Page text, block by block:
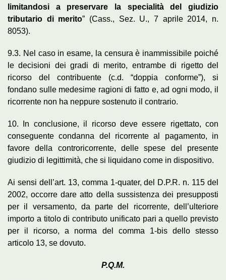
limitandosi a preservare la specialità del giudizio
tributario di merito” (Cass., Sez. U., 7 aprile 2014, n.
8053).
9.3. Nel caso in esame, la censura è inammissibile poiché
le decisioni dei gradi di merito, entrambe di rigetto del
ricorso del contribuente (c.d. “doppia conforme”), si
fondano sulle medesime ragioni di fatto e, ad ogni modo, il
ricorrente non ha neppure sostenuto il contrario.
10. In conclusione, il ricorso deve essere rigettato, con
conseguente condanna del ricorrente al pagamento, in
favore della controricorrente, delle spese del presente
giudizio di legittimità, che si liquidano come in dispositivo.
Ai sensi dell’art. 13, comma 1-quater, del D.P.R. n. 115 del
2002, occorre dare atto della sussistenza dei presupposti
per il versamento, da parte del ricorrente, dell’ulteriore
importo a titolo di contributo unificato pari a quello previsto
per il ricorso, a norma del comma 1-bis dello stesso
articolo 13, se dovuto.
P.Q.M.